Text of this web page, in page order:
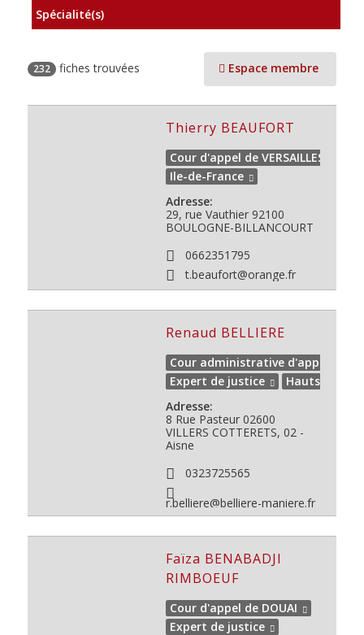
Spécialité(s)
Espace membre
232 fiches trouvées
Thierry BEAUFORT
Cour d'appel de VERSAILLES
Ile-de-France
Adresse:
29, rue Vauthier 92100
BOULOGNE-BILLANCOURT
0662351795
t.beaufort@orange.fr
Renaud BELLIERE
Cour administrative d'appel de
Expert de justice
Hauts de
Adresse:
8 Rue Pasteur 02600
VILLERS COTTERETS, 02 -
Aisne
0323725565
r.belliere@belliere-maniere.fr
Faïza BENABADJI
RIMBOEUF
Cour d'appel de DOUAI
Expert de justice